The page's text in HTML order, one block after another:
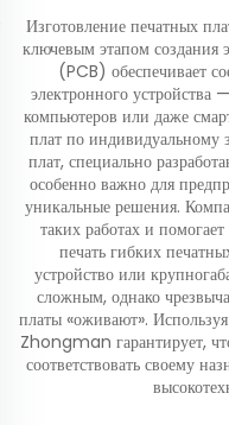
Изготовление печатных
ключевым этапом создания
(PCB) обеспечивает
электронного
компьютеров или даже
плат по индивидуальному
плат, специально
особенно важно для
уникальные решения.
таких работах и
печать гибких
устройство или
сложным, однако
платы «оживают».
Zhongman гарантирует,
соответствовать своему